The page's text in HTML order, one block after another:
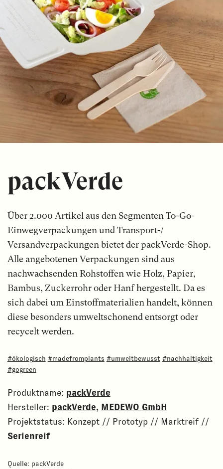
packVerde
Über 2.000 Artikel aus den Segmenten To-Go-
Einwegverpackungen und Transport-/
Versandverpackungen bietet der packVerde-Shop.
Alle angebotenen Verpackungen sind aus
nachwachsenden Rohstoffen wie Holz, Papier,
Bambus, Zuckerrohr oder Hanf hergestellt. Da es
sich dabei um Einstoffmaterialien handelt, können
diese besonders umweltschonend entsorgt oder
recycelt werden.
#ökologisch #madefromplants #umweltbewusst #nachhaltigkeit
#gogreen
Produktname: packVerde
Hersteller: packVerde, MEDEWO GmbH
Projektstatus: Konzept // Prototyp // Marktreif //
Serienreif
Quelle: packVerde